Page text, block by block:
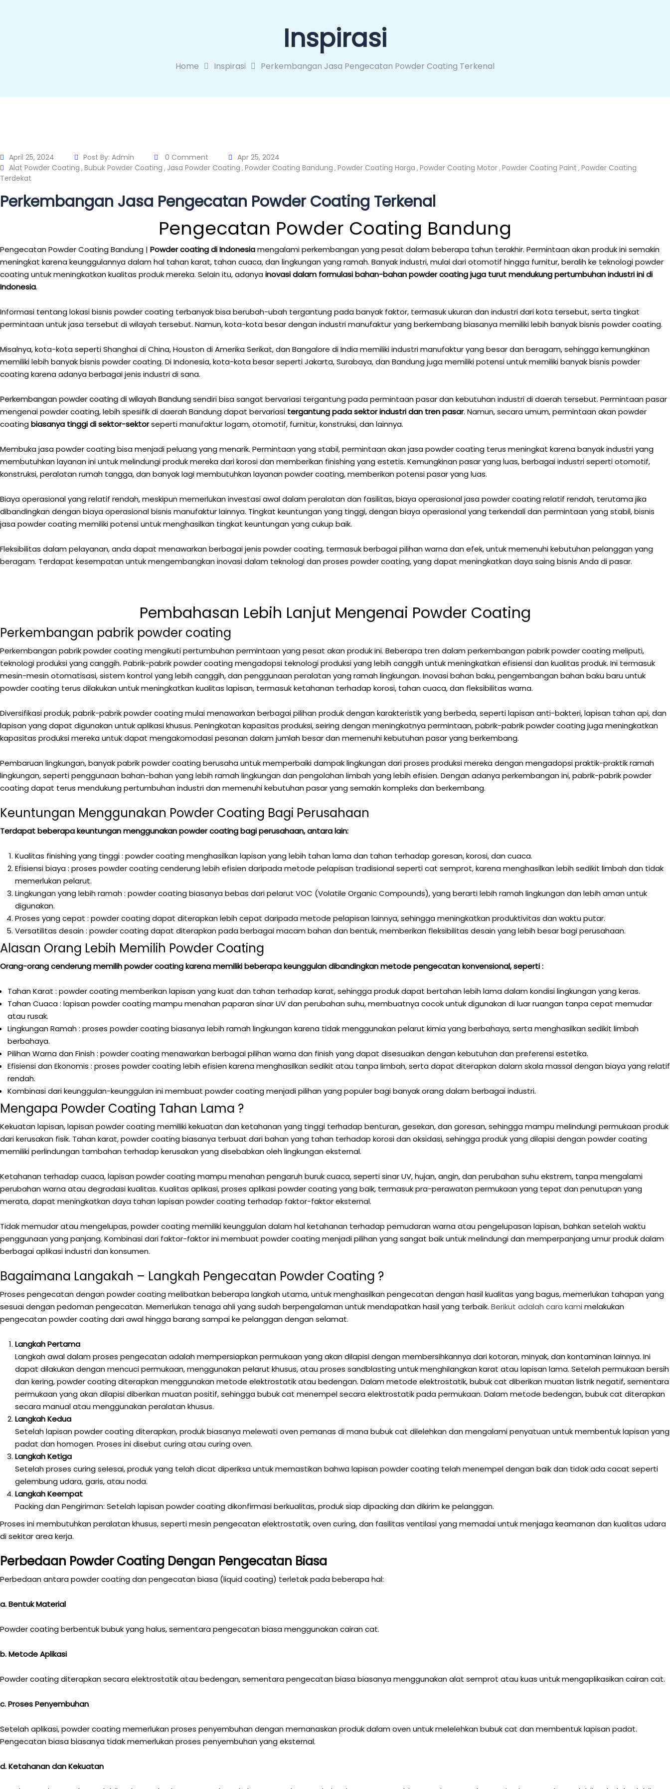
Inspirasi
Home Inspirasi Perkembangan Jasa Pengecatan Powder Coating Terkenal
April 25, 2024 Post By: Admin 0 Comment
Apr 25, 2024
Alat Powder Coating , Bubuk Powder Coating , Jasa Powder Coating , Powder Coating Bandung , Powder Coating Harga , Powder Coating Motor, Powder Coating Paint , Powder Coating
Terdekat
Perkembangan Jasa Pengecatan Powder Coating Terkenal
Pengecatan Powder Coating Bandung
Pengecatan Powder Coating Bandung | Powder coating di Indonesiamengalami perkembangan yang pesat dalam beberapa tahun terakhir. Permintaan akan produk ini semakin
meningkat karena keunggulannya dalam hal tahan karat, tahan cuaca, dan lingkungan yang ramah. Banyak industri, mulai dari otomotif hingga furnitur, beralih ke teknologi powder
coating untuk meningkatkan kualitas produk mereka. Selain itu, adanyainovasi dalam formulasi bahan-bahan powder coating juga turut mendukung pertumbuhan industri ini di
Indonesia.
Informasi tentang lokasi bisnis powder coating terbanyak bisa berubah-ubah tergantung pada banyak faktor, termasuk ukuran dan industri dari kota tersebut, serta tingkat
permintaan untuk jasa tersebut di wilayah tersebut. Namun, kota-kota besar dengan industri manufaktur yang berkembang biasanya memiliki lebih banyak bisnis powder coating.
Misalnya, kota-kota seperti Shanghai di China, Houston di Amerika Serikat, dan Bangalore di India memiliki industri manufaktur yang besar dan beragam, sehingga kemungkinan
memiliki lebih banyak bisnis powder coating. Di Indonesia, kota-kota besar seperti Jakarta, Surabaya, dan Bandung juga memiliki potensi untuk memiliki banyak bisnis powder
coating karena adanya berbagai jenis industri di sana.
Perkembangan powder coating di wilayah Bandungsendiri bisa sangat bervariasi tergantung pada permintaan pasar dan kebutuhan industri di daerah tersebut. Permintaan pasar
mengenai powder coating, lebih spesifik di daerah Bandung dapat bervariasi tergantung pada sektor industri dan tren pasar. Namun, secara umum, permintaan akan powder
coatingbiasanya tinggi di sektor-sektorseperti manufaktur logam, otomotif, furnitur, konstruksi, dan lainnya.
Membuka jasa powder coating bisa menjadi peluang yang menarik. Permintaan yang stabil, permintaan akan jasa powder coating terus meningkat karena banyak industri yang
membutuhkan layanan ini untuk melindungi produk mereka dari korosi dan memberikan finishing yang estetis. Kemungkinan pasar yang luas, berbagai industri seperti otomotif,
konstruksi, peralatan rumah tangga, dan banyak lagi membutuhkan layanan powder coating, memberikan potensi pasar yang luas.
Biaya operasional yang relatif rendah, meskipun memerlukan investasi awal dalam peralatan dan fasilitas, biaya operasional jasa powder coating relatif rendah, terutama jika
dibandingkan dengan biaya operasional bisnis manufaktur lainnya. Tingkat keuntungan yang tinggi, dengan biaya operasional yang terkendali dan permintaan yang stabil, bisnis
jasa powder coating memiliki potensi untuk menghasilkan tingkat keuntungan yang cukup baik.
Fleksibilitas dalam pelayanan, anda dapat menawarkan berbagai jenis powder coating, termasuk berbagai pilihan warna dan efek, untuk memenuhi kebutuhan pelanggan yang
beragam. Terdapat kesempatan untuk mengembangkan inovasi dalam teknologi dan proses powder coating, yang dapat meningkatkan daya saing bisnis Anda di pasar.
Pembahasan Lebih Lanjut Mengenai Powder Coating
Perkembangan pabrik powder coating
Perkembangan pabrik powder coating mengikuti pertumbuhan permintaan yang pesat akan produk ini. Beberapa tren dalam perkembangan pabrik powder coating meliputi,
teknologi produksi yang canggih. Pabrik-pabrik powder coating mengadopsi teknologi produksi yang lebih canggih untuk meningkatkan efisiensi dan kualitas produk. Ini termasuk
mesin-mesin otomatisasi, sistem kontrol yang lebih canggih, dan penggunaan peralatan yang ramah lingkungan. Inovasi bahan baku, pengembangan bahan baku baru untuk
powder coating terus dilakukan untuk meningkatkan kualitas lapisan, termasuk ketahanan terhadap korosi, tahan cuaca, dan fleksibilitas warna.
Diversifikasi produk, pabrik-pabrik powder coating mulai menawarkan berbagai pilihan produk dengan karakteristik yang berbeda, seperti lapisan anti-bakteri, lapisan tahan api, dan
lapisan yang dapat digunakan untuk aplikasi khusus. Peningkatan kapasitas produksi, seiring dengan meningkatnya permintaan, pabrik-pabrik powder coating juga meningkatkan
kapasitas produksi mereka untuk dapat mengakomodasi pesanan dalam jumlah besar dan memenuhi kebutuhan pasar yang berkembang.
Pembaruan lingkungan, banyak pabrik powder coating berusaha untuk memperbaiki dampak lingkungan dari proses produksi mereka dengan mengadopsi praktik-praktik ramah
lingkungan, seperti penggunaan bahan-bahan yang lebih ramah lingkungan dan pengolahan limbah yang lebih efisien. Dengan adanya perkembangan ini, pabrik-pabrik powder
coating dapat terus mendukung pertumbuhan industri dan memenuhi kebutuhan pasar yang semakin kompleks dan berkembang.
Keuntungan Menggunakan Powder Coating Bagi Perusahaan
Terdapat beberapa keuntungan menggunakan powder coating bagi perusahaan, antara lain:
Kualitas finishing yang tinggi : powder coating menghasilkan lapisan yang lebih tahan lama dan tahan terhadap goresan, korosi, dan cuaca.
Efisiensi biaya : proses powder coating cenderung lebih efisien daripada metode pelapisan tradisional seperti cat semprot, karena menghasilkan lebih sedikit limbah dan tidak
memerlukan pelarut.
Lingkungan yang lebih ramah : powder coating biasanya bebas dari pelarut VOC (Volatile Organic Compounds), yang berarti lebih ramah lingkungan dan lebih aman untuk
digunakan.
Proses yang cepat : powder coating dapat diterapkan lebih cepat daripada metode pelapisan lainnya, sehingga meningkatkan produktivitas dan waktu putar.
Versatilitas desain : powder coating dapat diterapkan pada berbagai macam bahan dan bentuk, memberikan fleksibilitas desain yang lebih besar bagi perusahaan.
Alasan Orang Lebih Memilih Powder Coating
Orang-orang cenderung memilih powder coating karena memiliki beberapa keunggulan dibandingkan metode pengecatan konvensional, seperti :
Tahan Karat : powder coating memberikan lapisan yang kuat dan tahan terhadap karat, sehingga produk dapat bertahan lebih lama dalam kondisi lingkungan yang keras.
Tahan Cuaca : lapisan powder coating mampu menahan paparan sinar UV dan perubahan suhu, membuatnya cocok untuk digunakan di luar ruangan tanpa cepat memudar
atau rusak.
Lingkungan Ramah : proses powder coating biasanya lebih ramah lingkungan karena tidak menggunakan pelarut kimia yang berbahaya, serta menghasilkan sedikit limbah
berbahaya.
Pilihan Warna dan Finish : powder coating menawarkan berbagai pilihan warna dan finish yang dapat disesuaikan dengan kebutuhan dan preferensi estetika.
Efisiensi dan Ekonomis : proses powder coating lebih efisien karena menghasilkan sedikit atau tanpa limbah, serta dapat diterapkan dalam skala massal dengan biaya yang relatif
rendah.
Kombinasi dari keunggulan-keunggulan ini membuat powder coating menjadi pilihan yang populer bagi banyak orang dalam berbagai industri.
Mengapa Powder Coating Tahan Lama ?
Kekuatan lapisan, lapisan powder coating memiliki kekuatan dan ketahanan yang tinggi terhadap benturan, gesekan, dan goresan, sehingga mampu melindungi permukaan produk
dari kerusakan fisik. Tahan karat, powder coating biasanya terbuat dari bahan yang tahan terhadap korosi dan oksidasi, sehingga produk yang dilapisi dengan powder coating
memiliki perlindungan tambahan terhadap kerusakan yang disebabkan oleh lingkungan eksternal.
Ketahanan terhadap cuaca, lapisan powder coating mampu menahan pengaruh buruk cuaca, seperti sinar UV, hujan, angin, dan perubahan suhu ekstrem, tanpa mengalami
perubahan warna atau degradasi kualitas. Kualitas aplikasi, proses aplikasi powder coating yang baik, termasuk pra-perawatan permukaan yang tepat dan penutupan yang
merata, dapat meningkatkan daya tahan lapisan powder coating terhadap faktor-faktor eksternal.
Tidak memudar atau mengelupas, powder coating memiliki keunggulan dalam hal ketahanan terhadap pemudaran warna atau pengelupasan lapisan, bahkan setelah waktu
penggunaan yang panjang. Kombinasi dari faktor-faktor ini membuat powder coating menjadi pilihan yang sangat baik untuk melindungi dan memperpanjang umur produk dalam
berbagai aplikasi industri dan konsumen.
Bagaimana Langakah – Langkah Pengecatan Powder Coating ?
Proses pengecatan dengan powder coating melibatkan beberapa langkah utama, untuk menghasilkan pengecatan dengan hasil kualitas yang bagus, memerlukan tahapan yang
sesuai dengan pedoman pengecatan. Memerlukan tenaga ahli yang sudah berpengalaman untuk mendapatkan hasil yang terbaik. Berikut adalah cara kami melakukan
pengecatan powder coating dari awal hingga barang sampai ke pelanggan dengan selamat.
Langkah Pertama
Langkah awal dalam proses pengecatan adalah mempersiapkan permukaan yang akan dilapisi dengan membersihkannya dari kotoran, minyak, dan kontaminan lainnya. Ini
dapat dilakukan dengan mencuci permukaan, menggunakan pelarut khusus, atau proses sandblasting untuk menghilangkan karat atau lapisan lama. Setelah permukaan bersih
dan kering, powder coating diterapkan menggunakan metode elektrostatik atau bedengan. Dalam metode elektrostatik, bubuk cat diberikan muatan listrik negatif, sementara
permukaan yang akan dilapisi diberikan muatan positif, sehingga bubuk cat menempel secara elektrostatik pada permukaan. Dalam metode bedengan, bubuk cat diterapkan
secara manual atau menggunakan peralatan khusus.
Langkah Kedua
Setelah lapisan powder coating diterapkan, produk biasanya melewati oven pemanas di mana bubuk cat dilelehkan dan mengalami penyatuan untuk membentuk lapisan yang
padat dan homogen. Proses ini disebut curing atau curing oven.
Langkah Ketiga
Setelah proses curing selesai, produk yang telah dicat diperiksa untuk memastikan bahwa lapisan powder coating telah menempel dengan baik dan tidak ada cacat seperti
gelembung udara, garis, atau noda.
Langkah Keempat
Packing dan Pengiriman: Setelah lapisan powder coating dikonfirmasi berkualitas, produk siap dipacking dan dikirim ke pelanggan.
Proses ini membutuhkan peralatan khusus, seperti mesin pengecatan elektrostatik, oven curing, dan fasilitas ventilasi yang memadai untuk menjaga keamanan dan kualitas udara
di sekitar area kerja.
Perbedaan Powder Coating Dengan Pengecatan Biasa
Perbedaan antara powder coating dan pengecatan biasa (liquid coating) terletak pada beberapa hal:
a. Bentuk Material
Powder coating berbentuk bubuk yang halus, sementara pengecatan biasa menggunakan cairan cat.
b. Metode Aplikasi
Powder coating diterapkan secara elektrostatik atau bedengan, sementara pengecatan biasa biasanya menggunakan alat semprot atau kuas untuk mengaplikasikan cairan cat.
c. Proses Penyembuhan
Setelah aplikasi, powder coating memerlukan proses penyembuhan dengan memanaskan produk dalam oven untuk melelehkan bubuk cat dan membentuk lapisan padat.
Pengecatan biasa biasanya tidak memerlukan proses penyembuhan yang eksternal.
d. Ketahanan dan Kekuatan